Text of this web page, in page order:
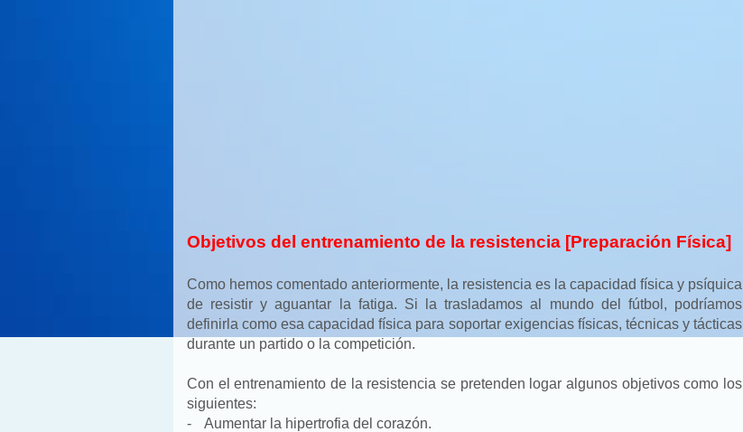
Objetivos del entrenamiento de la resistencia [Preparación Física]
Como hemos comentado anteriormente, la resistencia es la capacidad física y psíquica
de resistir y aguantar la fatiga. Si la trasladamos al mundo del fútbol, podríamos
definirla como esa capacidad física para soportar exigencias físicas, técnicas y tácticas
durante un partido o la competición.
Con el entrenamiento de la resistencia se pretenden logar algunos objetivos como los
siguientes:
-
Aumentar la hipertrofia del corazón.